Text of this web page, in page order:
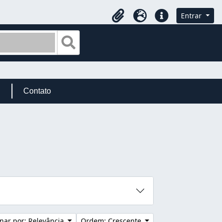
Área de Transferência
IdiomaAtalhos Entrar
Contato